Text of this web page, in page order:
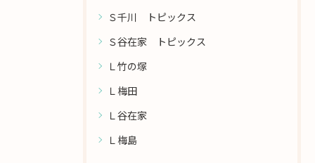
Ｓ千川 トピックス
Ｓ谷在家 トピックス
Ｌ竹の塚
Ｌ梅田
Ｌ谷在家
Ｌ梅島